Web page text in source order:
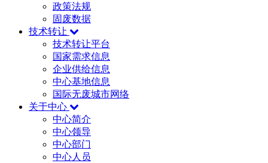
政策法规
固废数据
技术转让
技术转让平台
国家需求信息
企业供给信息
中心基地信息
国际无废城市网络
关于中心
中心简介
中心领导
中心部门
中心人员